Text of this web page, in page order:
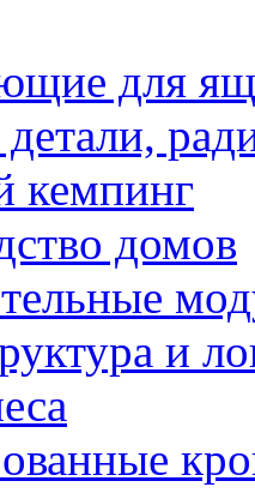
для
кемпинг
домов
и